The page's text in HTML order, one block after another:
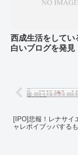
西成生活をしてい
白いブログを発見
[IPO]悲報！レナサイ
ャレポイブッパする